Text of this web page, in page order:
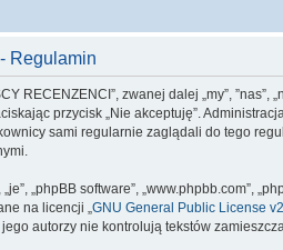
Regulamin
RECENZENCI”, zwanej dalej „my”,
przycisk „Nie akceptuję”.
sami regularnie zaglądali do tego
„je”, „phpBB software”,
na licencji „GNU General Public License v2
autorzy nie kontrolują tekstów